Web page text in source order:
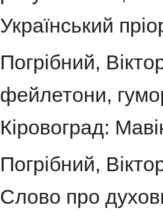
Український
Погрібний,
фейлетони,
Кіровоград:
Погрібний,
Слово про